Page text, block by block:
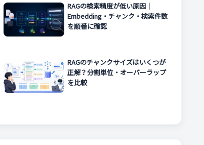
RAGの検索精度が低い原因｜
Embedding・チャンク・検索件数
を順番に確認
RAGのチャンクサイズはいくつが
正解？分割単位・オーバーラップ
を比較